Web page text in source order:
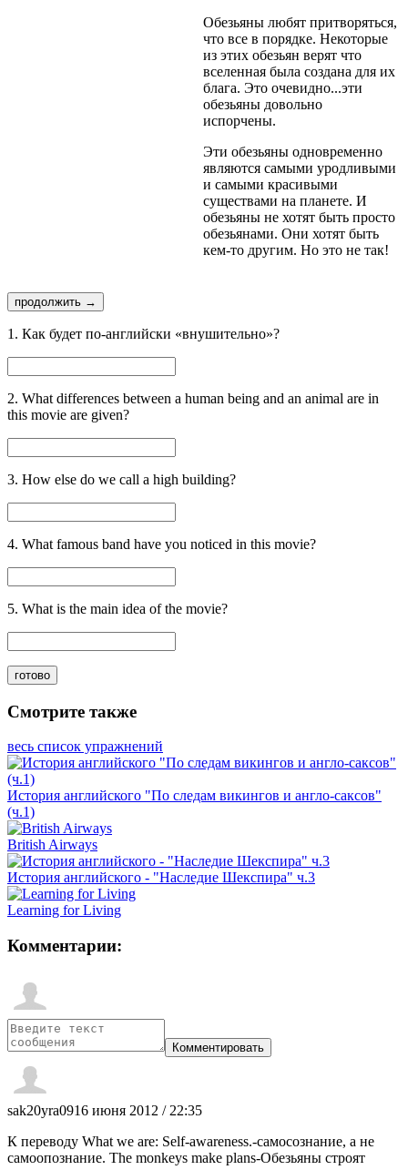
Обезьяны любят притворяться,
что все в порядке. Некоторые
из этих обезьян верят что
вселенная была создана для их
блага. Это очевидно...эти
обезьяны довольно
испорчены.
Эти обезьяны одновременно
являются самыми уродливыми
и самыми красивыми
существами на планете. И
обезьяны не хотят быть просто
обезьянами. Они хотят быть
кем-то другим. Но это не так!
продолжить →
1. Как будет по-английски «внушительно»?
2. What differences between a human being and an animal are in
this movie are given?
3. How else do we call a high building?
4. What famous band have you noticed in this movie?
5. What is the main idea of the movie?
готово
Смотрите также
весь список упражнений
История английского "По следам викингов и англо-саксов"
(ч.1)
British Airways
История английского - "Наследие Шекспира" ч.3
Learning for Living
Комментарии:
sak20yra0916 июня 2012 / 22:35
К переводу What we are: Self-awareness.-самосознание, а не
самоопознание. The monkeys make plans-Обезьяны строят